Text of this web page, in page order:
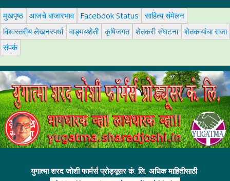
मुखपृष्ठ आजचे बाजारभाव Facebook Status
साहित्य संमेलन
विश्वस्तरीय लेखनस्पर्धा वाङ्मयशेती कृषिजगत शेतकरी संघटना शेतकऱ्यांचा राजा
संपर्क
युगात्मा शरद जोशी फार्मर्स प्रोड्यूसर कं. लि. अधिक माहितीसाठी